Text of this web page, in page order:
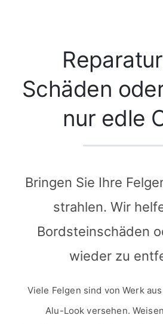
Schäden
nur edle
Bringen Sie Ihre
strahlen. Wir
Bordsteinschäden
wieder zu
Viele Felgen sind von Werk
Alu-Look versehen.